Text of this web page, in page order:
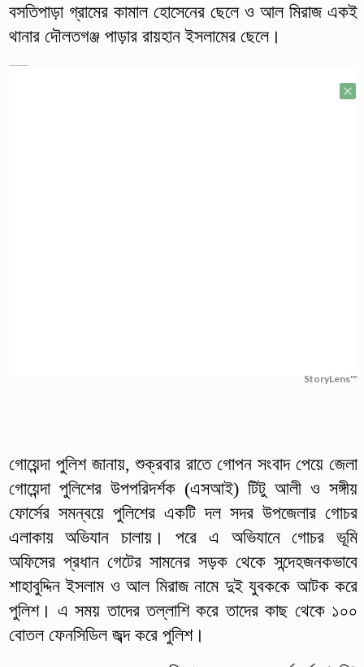
বসতিপাড়া গ্রামের কামাল হোসেনের ছেলে ও আল মিরাজ একই
থানার দৌলতগঞ্জ পাড়ার রায়হান ইসলামের ছেলে।
StoryLens™
গোয়েন্দা পুলিশ জানায়, শুক্রবার রাতে গোপন সংবাদ পেয়ে জেলা
গোয়েন্দা পুলিশের উপপরিদর্শক (এসআই) টিটু আলী ও সঙ্গীয়
ফোর্সের সমন্বয়ে পুলিশের একটি দল সদর উপজেলার গোচর
এলাকায় অভিযান চালায়। পরে এ অভিযানে গোচর ভূমি
অফিসের প্রধান গেটের সামনের সড়ক থেকে সন্দেহজনকভাবে
শাহাবুদ্দিন ইসলাম ও আল মিরাজ নামে দুই যুবককে আটক করে
পুলিশ। এ সময় তাদের তল্লাশি করে তাদের কাছ থেকে ১০০
বোতল ফেনসিডিল জব্দ করে পুলিশ।